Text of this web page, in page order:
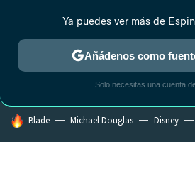
ESTRENOS REALITY
HOY SE HABLA DE
Blade Michael Douglas Disney
Ya puedes ver más de
Añádenos como
Solo necesitas una cuenta